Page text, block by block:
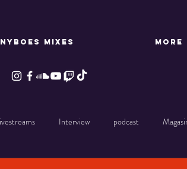
NYBOES MIXES More
Interview podcast